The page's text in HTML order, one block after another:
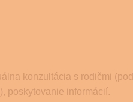
konzultácia s rodičmi
poskytovanie informácií.